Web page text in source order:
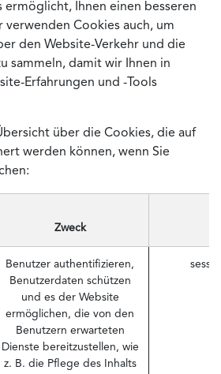
ermöglicht, Ihnen einen besseren
verwenden Cookies auch, um
den Website-Verkehr und die
sammeln, damit wir Ihnen in
Erfahrungen und -Tools
über die Cookies, die auf
werden können, wenn Sie
Zweck
Benutzer authentifizieren,
Benutzerdaten schützen
und es der Website
ermöglichen, die von den
Benutzern erwarteten
Dienste bereitzustellen, wie
z. B. die Pflege des Inhalts